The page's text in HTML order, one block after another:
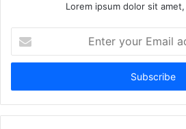
Lorem ipsum dolor sit
your
Email